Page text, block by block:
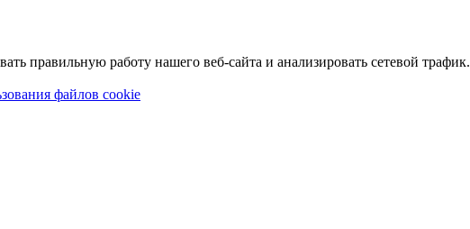
правильную работу нашего веб-сайта и анализировать сетевой трафик.
файлов cookie